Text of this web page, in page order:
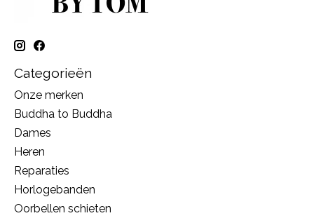
Categorieën
Onze merken
Buddha to Buddha
Dames
Heren
Reparaties
Horlogebanden
Oorbellen schieten